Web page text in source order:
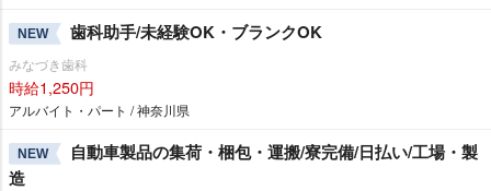
NEW 歯科助手/未経験OK・ブランクOK
みなづき歯科
時給1,250円
アルバイト・パート / 神奈川県
NEW
自動車製品の集荷・梱包・運搬/寮完備/日払い/工場・製
造